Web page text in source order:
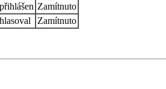
Zamítnuto
Zamítnuto